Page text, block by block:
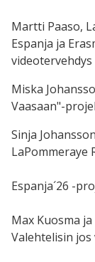
Martti Paaso,
Espanja ja
videotervehdys
Miska
Vaasaan"-
Sinja
LaPommeraye
Espanja´26 -
Max Kuosma
Valehtelisin